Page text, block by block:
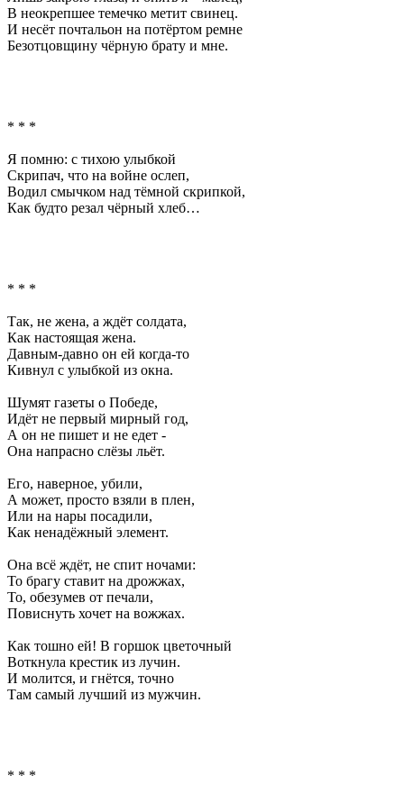
В неокрепшее темечко метит свинец.
И несёт почтальон на потёртом ремне
Безотцовщину чёрную брату и мне.
* * *
Я помню: с тихою улыбкой
Скрипач, что на войне ослеп,
Водил смычком над тёмной скрипкой,
Как будто резал чёрный хлеб…
* * *
Так, не жена, а ждёт солдата,
Как настоящая жена.
Давным-давно он ей когда-то
Кивнул с улыбкой из окна.
Шумят газеты о Победе,
Идёт не первый мирный год,
А он не пишет и не едет -
Она напрасно слёзы льёт.
Его, наверное, убили,
А может, просто взяли в плен,
Или на нары посадили,
Как ненадёжный элемент.
Она всё ждёт, не спит ночами:
То брагу ставит на дрожжах,
То, обезумев от печали,
Повиснуть хочет на вожжах.
Как тошно ей! В горшок цветочный
Воткнула крестик из лучин.
И молится, и гнётся, точно
Там самый лучший из мужчин.
* * *